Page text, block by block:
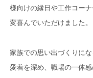
様向けの縁日や工作コー
変喜んでいただけました。
家族での思い出づくりに
愛着を深め、職場の一体